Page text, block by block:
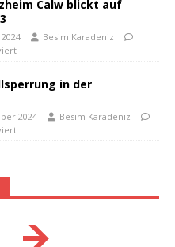
Calw blickt auf
Besim Karadeniz
in der
2024
Besim Karadeniz